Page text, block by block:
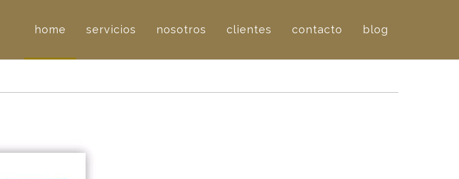
home servicios nosotros clientes contacto blog